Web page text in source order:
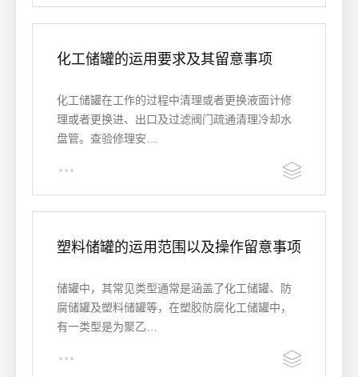
化工储罐的运用要求及其留意事项
化工储罐在工作的过程中清理或者更换液面计修
理或者更换进、出口及过滤阀门疏通清理冷却水
盘管。查验修理安…
塑料储罐的运用范围以及操作留意事项
储罐中，其常见类型通常是涵盖了化工储罐、防
腐储罐及塑料储罐等，在塑胶防腐化工储罐中，
有一类型是为聚乙…